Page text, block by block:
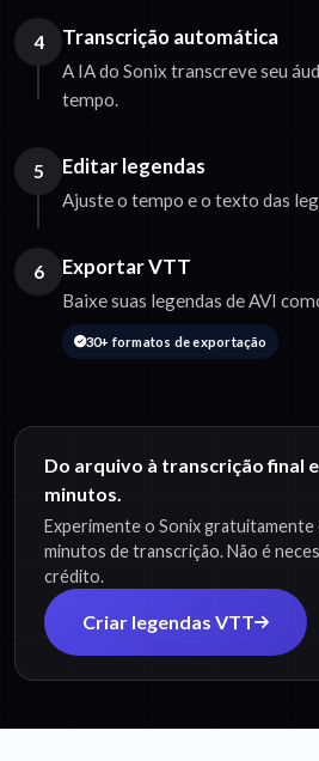
4 Transcrição automática
A IA do Sonix transcreve seu
tempo.
5 Editar legendas
Ajuste o tempo e o texto das
6 Exportar VTT
Baixe suas legendas de AVI
30+ formatos de exportação
Do arquivo à transcrição final
minutos.
Experimente o Sonix gratuitamente
minutos de transcrição. Não é
crédito.
Criar legendas VTT